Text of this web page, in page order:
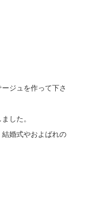
ジュを作って下さ
した。
婚式やおよばれの